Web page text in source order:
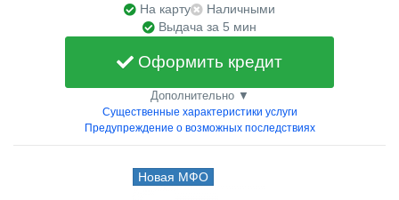
На карту
Наличными
Выдача за 5 мин
Оформить кредит
Дополнительно ▼
Существенные характеристики услуги
Предупреждение о возможных последствиях
Новая МФО